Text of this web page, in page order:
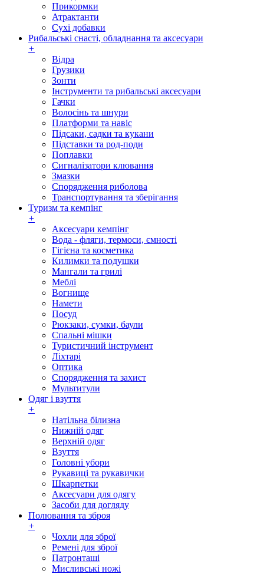
Прикормки
Атрактанти
Сухі добавки
Рибальські снасті, обладнання та аксесуари
+
Відра
Грузики
Зонти
Інструменти та рибальські аксесуари
Гачки
Волосінь та шнури
Платформи та навіс
Підсаки, садки та кукани
Підставки та род-поди
Поплавки
Сигналізатори клювання
Змазки
Спорядження риболова
Транспортування та зберігання
Туризм та кемпінг
+
Аксесуари кемпінг
Вода - фляги, термоси, ємності
Гігієна та косметика
Килимки та подушки
Мангали та грилі
Меблі
Вогнище
Намети
Посуд
Рюкзаки, сумки, баули
Спальні мішки
Туристичний інструмент
Ліхтарі
Оптика
Спорядження та захист
Мультитули
Одяг і взуття
+
Натільна білизна
Нижній одяг
Верхній одяг
Взуття
Головні убори
Рукавиці та рукавички
Шкарпетки
Аксесуари для одягу
Засоби для догляду
Полювання та зброя
+
Чохли для зброї
Ремені для зброї
Патронташі
Мисливські ножі